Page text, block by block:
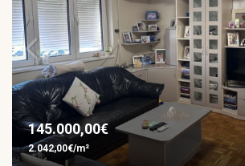
145.000,00€
2.042,00€/m²